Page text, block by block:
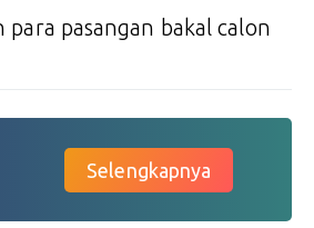
pasangan bakal calon
Selengkapnya